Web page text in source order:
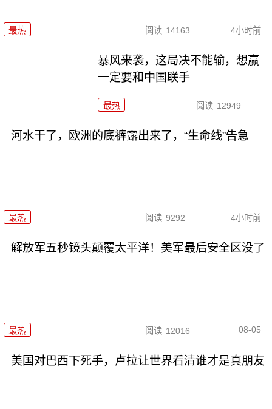
最热 阅读 14163 4小时前
暴风来袭，这局决不能输，想赢
一定要和中国联手
最热 阅读 12949
河水干了，欧洲的底裤露出来了，“生命线”告急
最热 阅读 9292 4小时前
解放军五秒镜头颠覆太平洋！美军最后安全区没了
最热 阅读 12016 08-05
美国对巴西下死手，卢拉让世界看清谁才是真朋友